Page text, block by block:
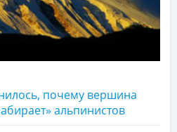
почему вершина
альпинистов